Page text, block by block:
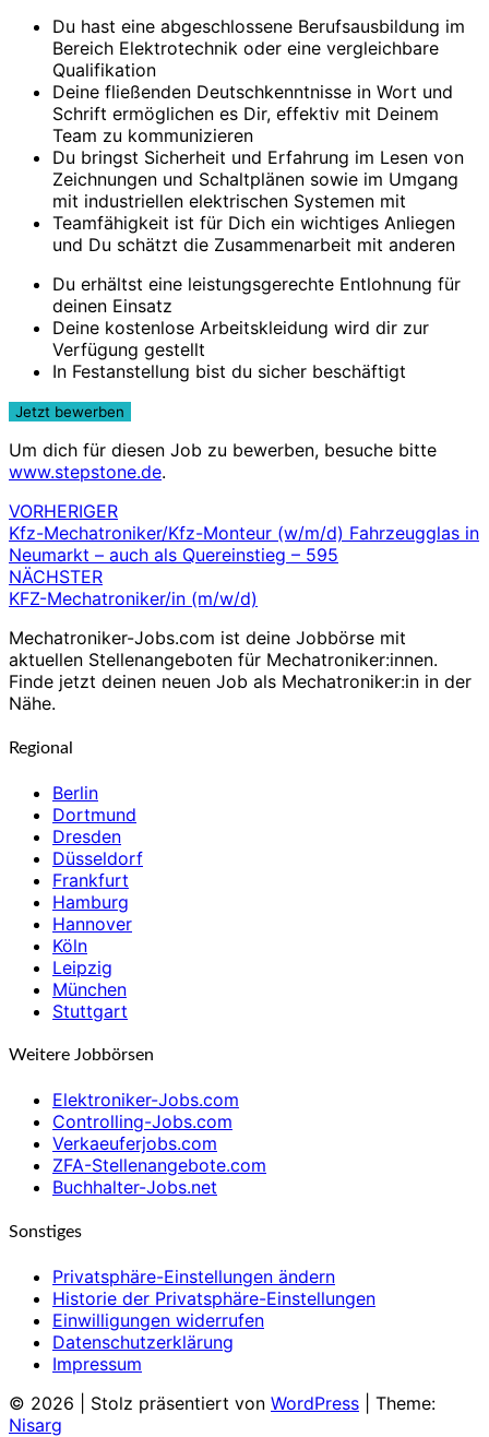
Du hast eine abgeschlossene Berufsausbildung im
Bereich Elektrotechnik oder eine vergleichbare
Qualifikation
Deine fließenden Deutschkenntnisse in Wort und
Schrift ermöglichen es Dir, effektiv mit Deinem
Team zu kommunizieren
Du bringst Sicherheit und Erfahrung im Lesen von
Zeichnungen und Schaltplänen sowie im Umgang
mit industriellen elektrischen Systemen mit
Teamfähigkeit ist für Dich ein wichtiges Anliegen
und Du schätzt die Zusammenarbeit mit anderen
Du erhältst eine leistungsgerechte Entlohnung für
deinen Einsatz
Deine kostenlose Arbeitskleidung wird dir zur
Verfügung gestellt
In Festanstellung bist du sicher beschäftigt
Um dich für diesen Job zu bewerben, besuche bitte
www.stepstone.de.
Beitragsnavigation
VORHERIGER
Kfz-Mechatroniker/Kfz-Monteur (w/m/d) Fahrzeugglas in
Neumarkt – auch als Quereinstieg – 595
NÄCHSTER
KFZ-Mechatroniker/in (m/w/d)
Mechatroniker-Jobs.com ist deine Jobbörse mit
aktuellen Stellenangeboten für Mechatroniker:innen.
Finde jetzt deinen neuen Job als Mechatroniker:in in der
Nähe.
Regional
Berlin
Dortmund
Dresden
Düsseldorf
Frankfurt
Hamburg
Hannover
Köln
Leipzig
München
Stuttgart
Weitere Jobbörsen
Elektroniker-Jobs.com
Controlling-Jobs.com
Verkaeuferjobs.com
ZFA-Stellenangebote.com
Buchhalter-Jobs.net
Sonstiges
Privatsphäre-Einstellungen ändern
Historie der Privatsphäre-Einstellungen
Einwilligungen widerrufen
Datenschutzerklärung
Impressum
© 2026
Stolz präsentiert von WordPress
Theme:
Nisarg